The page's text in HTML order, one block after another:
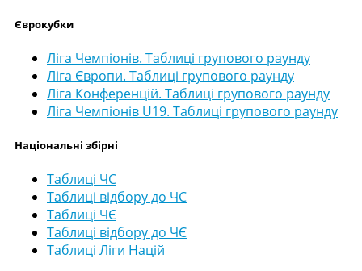
Єврокубки
Ліга Чемпіонів. Таблиці групового раунду
Ліга Європи. Таблиці групового раунду
Ліга Конференцій. Таблиці групового раунду
Ліга Чемпіонів U19. Таблиці групового раунду
Національні збірні
Таблиці ЧС
Таблиці відбору до ЧС
Таблиці ЧЄ
Таблиці відбору до ЧЄ
Таблиці Ліги Націй